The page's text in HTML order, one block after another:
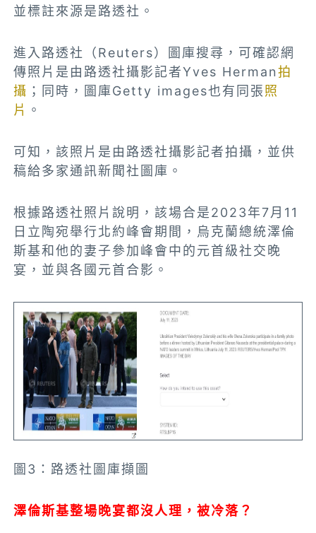
並標註來源是路透社。
進入路透社（Reuters）圖庫搜尋，可確認網
傳照片是由路透社攝影記者Yves Herman拍
攝 ；同時，圖庫Getty images也有同張照
片 。
可知，該照片是由路透社攝影記者拍攝，並供
稿給多家通訊新聞社圖庫。
根據路透社照片說明，該場合是2023年7月11
日立陶宛舉行北約峰會期間，烏克蘭總統澤倫
斯基和他的妻子參加峰會中的元首級社交晚
宴，並與各國元首合影。
圖3：路透社圖庫擷圖
澤倫斯基整場晚宴都沒人理，被冷落？